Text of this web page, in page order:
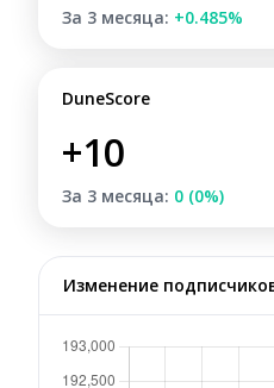
За 3 месяца: +0.485%
DuneScore
+10
За 3 месяца: 0 (0%)
Изменение